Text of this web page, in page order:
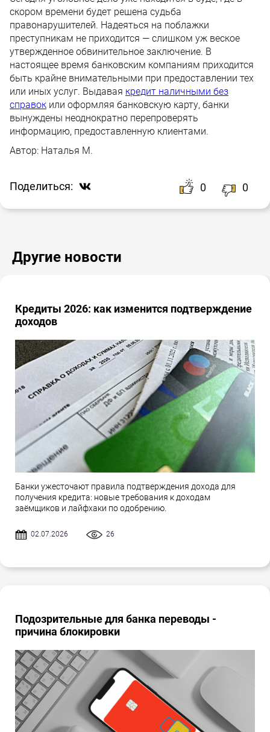
скором времени будет решена судьба
правонарушителей. Надеяться на поблажки
преступникам не приходится — слишком уж веское
утвержденное обвинительное заключение. В
настоящее время банковским компаниям приходится
быть крайне внимательными при предоставлении тех
или иных услуг. Выдавая кредит наличными без
справок или оформляя банковскую карту, банки
вынуждены неоднократно перепроверять
информацию, предоставленную клиентами.
Автор: Наталья М.
Поделиться: 0 0
Другие новости
Кредиты 2026: как изменится подтверждение
доходов
Банки ужесточают правила подтверждения дохода для
получения кредита: новые требования к доходам
заёмщиков и лайфхаки по одобрению.
02.07.2026 26
Подозрительные для банка переводы -
причина блокировки